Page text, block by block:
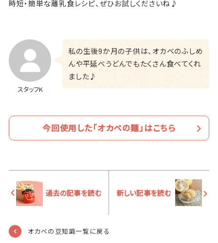
時短・簡単な離乳食レシピ、ぜひお試しくださいね♪
スタッフK
私の生後9か月の子供は、オカベのふしめ
んや平延べうどんでもたくさん食べてくれ
ました♪
今回使用した「オカベの麺」はこちら
過去の記事を読む 新しい記事を読む
オカベの豆知識一覧に戻る